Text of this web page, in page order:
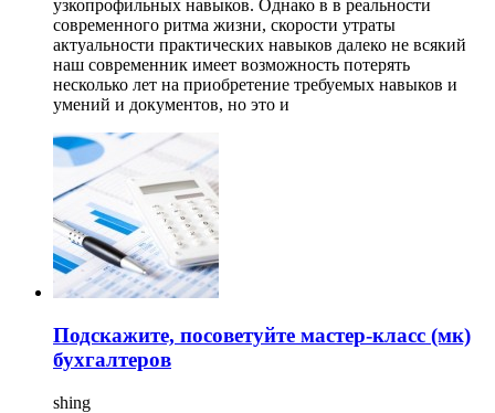
узкопрофильных навыков. Однако в в реальности
современного ритма жизни, скорости утраты
актуальности практических навыков далеко не всякий
наш современник имеет возможность потерять
несколько лет на приобретение требуемых навыков и
умений и документов, но это и
Подскажите, посоветуйте мастер-класс (мк)
бухгалтеров
shing